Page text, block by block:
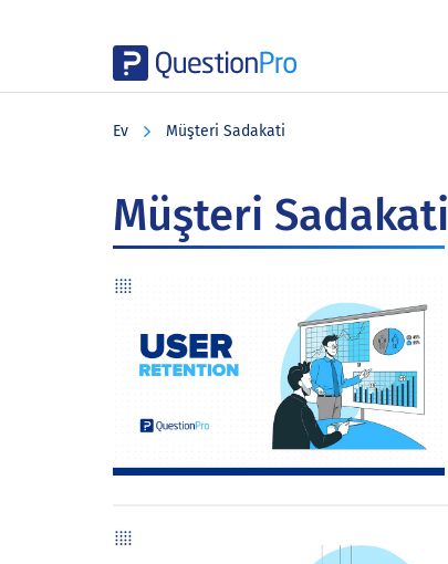
Ev Müşteri Sadakati
Müşteri Sadakati